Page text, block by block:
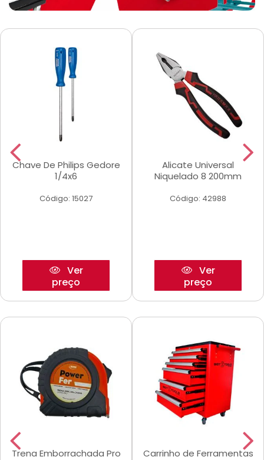
Chave De Philips Gedore
1/4x6
Código: 15027
Ver
preço
Alicate Universal
Niquelado 8 200mm
Código: 42988
Ver
preço
Trena Emborrachada Pro
Carrinho de Ferramentas